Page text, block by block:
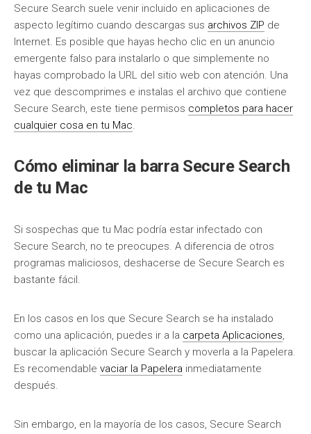
Secure Search suele venir incluido en aplicaciones de
aspecto legítimo cuando descargas sus archivos ZIP de
Internet. Es posible que hayas hecho clic en un anuncio
emergente falso para instalarlo o que simplemente no
hayas comprobado la URL del sitio web con atención. Una
vez que descomprimes e instalas el archivo que contiene
Secure Search, este tiene permisos completos para hacer
cualquier cosa en tu Mac.
Cómo eliminar la barra Secure Search
de tu Mac
Si sospechas que tu Mac podría estar infectado con
Secure Search, no te preocupes. A diferencia de otros
programas maliciosos, deshacerse de Secure Search es
bastante fácil.
En los casos en los que Secure Search se ha instalado
como una aplicación, puedes ir a la carpeta Aplicaciones,
buscar la aplicación Secure Search y moverla a la Papelera.
Es recomendable vaciar la Papelera inmediatamente
después.
Sin embargo, en la mayoría de los casos, Secure Search